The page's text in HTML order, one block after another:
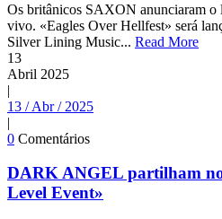
Os britânicos SAXON anunciaram o
vivo. «Eagles Over Hellfest» será
Silver Lining Music... Read More
13
Abril 2025
|
13 / Abr / 2025
|
0 Comentários
DARK ANGEL partilham
Level Event»